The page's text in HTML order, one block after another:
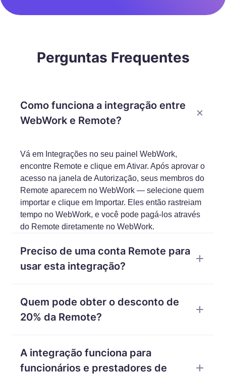
Perguntas Frequentes
Como funciona a integração entre
WebWork e Remote?
Vá em Integrações no seu painel WebWork,
encontre Remote e clique em Ativar. Após aprovar o
acesso na janela de Autorização, seus membros do
Remote aparecem no WebWork — selecione quem
importar e clique em Importar. Eles então rastreiam
tempo no WebWork, e você pode pagá-los através
do Remote diretamente no WebWork.
Preciso de uma conta Remote para
usar esta integração?
ativo e uma conta Remote. A integração conecta as
duas plataformas para que os dados fluam
Quem pode obter o desconto de
20% da Remote?
Integrações > Vantagens no seu painel WebWork,
encontre Remote e solicite o desconto. Os 20% se
A integração funciona para
funcionários e prestadores de